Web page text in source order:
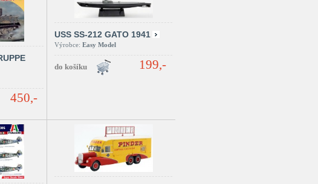
450,-
USS SS-212 GATO 1941
Výrobce: Easy Model
199,-